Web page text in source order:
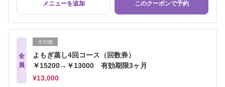
メニューを追加 このクーポンで予約
全
員
その他
よもぎ蒸し4回コース（回数券）
￥15200→￥13000 有効期限3ヶ月
¥13,000